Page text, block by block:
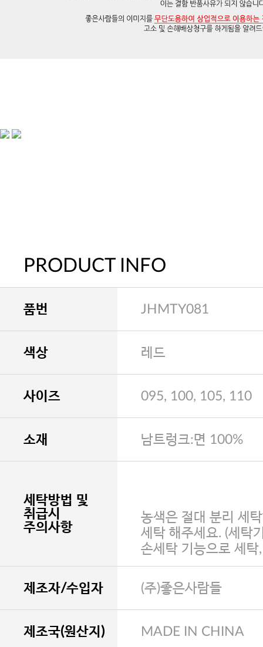
PRODUCT INFO
품번 JHMTY081
색상 레드
사이즈 095, 100, 105, 110
소재 남트렁크:면 100%
세탁방법 및
취급시
주의사항
농색은 절대 분리 세
세탁 해주세요. (세탁
손세탁 기능으로 세탁
제조자/수입자 (주)좋은사람들
제조국(원산지) MADE IN CHINA